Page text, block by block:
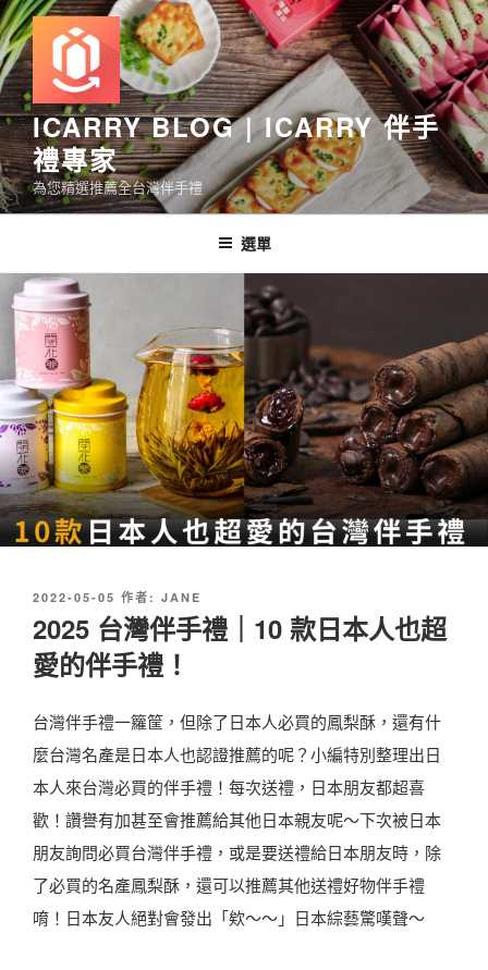
跳
至
主
要
內
容
ICARRY BLOG | ICARRY 伴手
禮專家
為您精選推薦全台灣伴手禮
選單
發
於
2022-05-05 作者: JANE
2025 台灣伴手禮｜10 款日本人也超
愛的伴手禮！
台灣伴手禮一籮筐，但除了日本人必買的鳳梨酥，還有什
麼台灣名產是日本人也認證推薦的呢？小編特別整理出日
本人來台灣必買的伴手禮！每次送禮，日本朋友都超喜
歡！讚譽有加甚至會推薦給其他日本親友呢～下次被日本
朋友詢問必買台灣伴手禮，或是要送禮給日本朋友時，除
了必買的名產鳳梨酥，還可以推薦其他送禮好物伴手禮
唷！日本友人絕對會發出「欸～～」日本綜藝驚嘆聲～